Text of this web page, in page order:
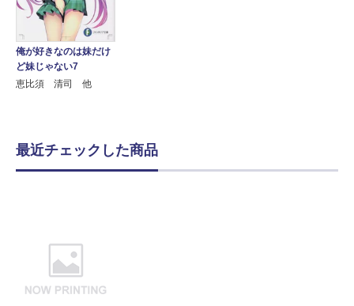
俺が好きなのは妹だけ
ど妹じゃない7
恵比須 清司 他
最近チェックした商品